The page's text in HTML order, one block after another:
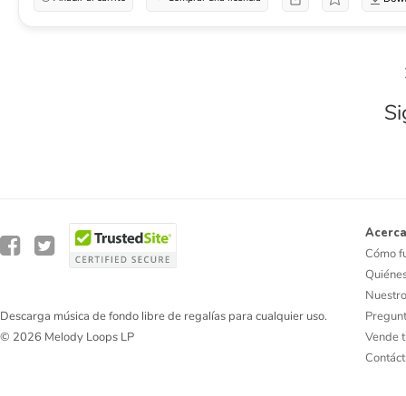
Descarga música de fondo libre de regalías para cualquier uso.
© 2026 Melody Loops LP
Cómo
Vende